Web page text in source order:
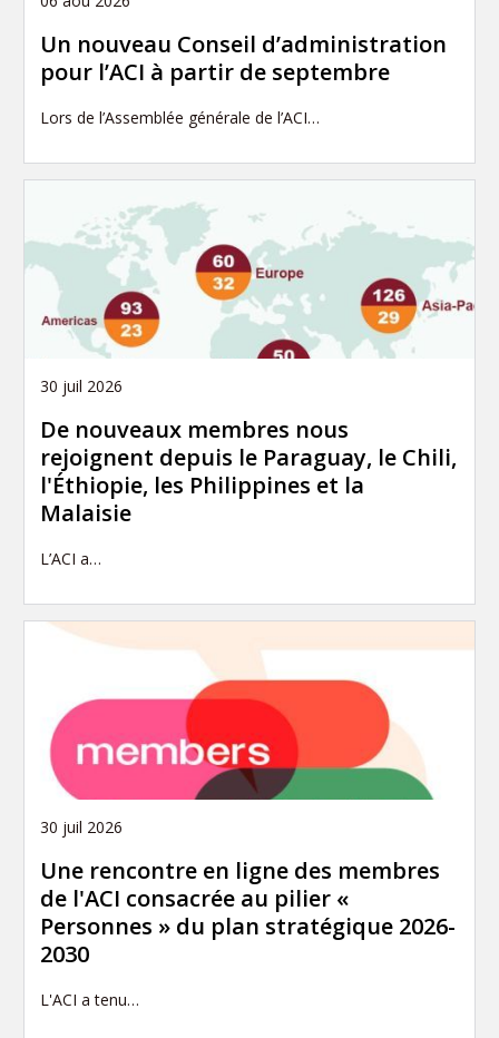
Un nouveau Conseil d’administration
pour l’ACI à partir de septembre
Lors de l’Assemblée générale de l’ACI…
30 juil 2026
De nouveaux membres nous
rejoignent depuis le Paraguay, le Chili,
l'Éthiopie, les Philippines et la
Malaisie
L’ACI a…
30 juil 2026
Une rencontre en ligne des membres
de l'ACI consacrée au pilier «
Personnes » du plan stratégique 2026-
2030
L'ACI a tenu…